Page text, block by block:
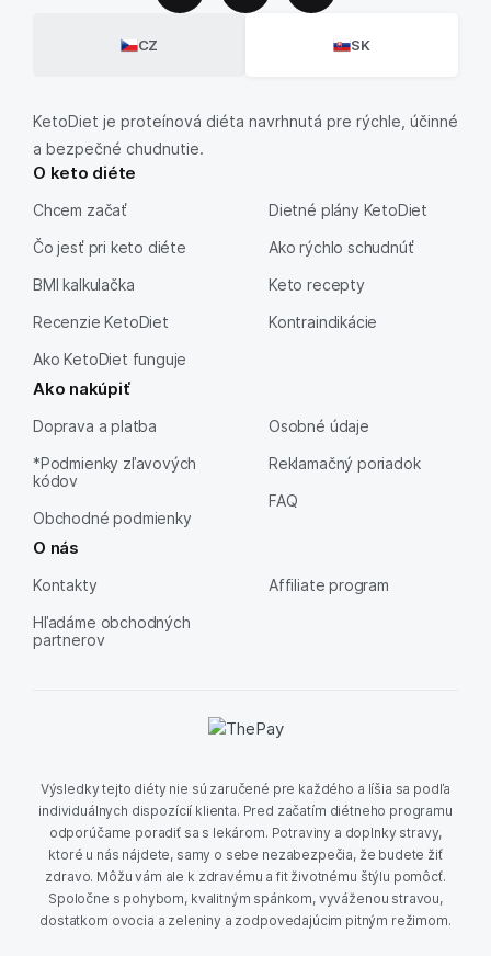
CZ SK
KetoDiet je proteínová diéta navrhnutá pre rýchle, účinné
a bezpečné chudnutie.
O keto diéte
Chcem začať
Čo jesť pri keto diéte
BMI kalkulačka
Recenzie KetoDiet
Ako KetoDiet funguje
Dietné plány KetoDiet
Ako rýchlo schudnúť
Keto recepty
Kontraindikácie
Ako nakúpiť
Doprava a platba
*Podmienky zľavových
kódov
Obchodné podmienky
Osobné údaje
Reklamačný poriadok
FAQ
O nás
Kontakty
Hľadáme obchodných
partnerov
Affiliate program
Výsledky tejto diéty nie sú zaručené pre každého a líšia sa podľa
individuálnych dispozícií klienta. Pred začatím diétneho programu
odporúčame poradiť sa s lekárom. Potraviny a doplnky stravy,
ktoré u nás nájdete, samy o sebe nezabezpečia, že budete žiť
zdravo. Môžu vám ale k zdravému a fit životnému štýlu pomôcť.
Spoločne s pohybom, kvalitným spánkom, vyváženou stravou,
dostatkom ovocia a zeleniny a zodpovedajúcim pitným režimom.